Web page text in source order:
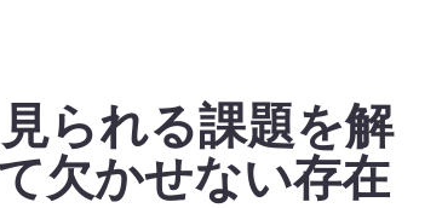
られる課題を解
欠かせない存在